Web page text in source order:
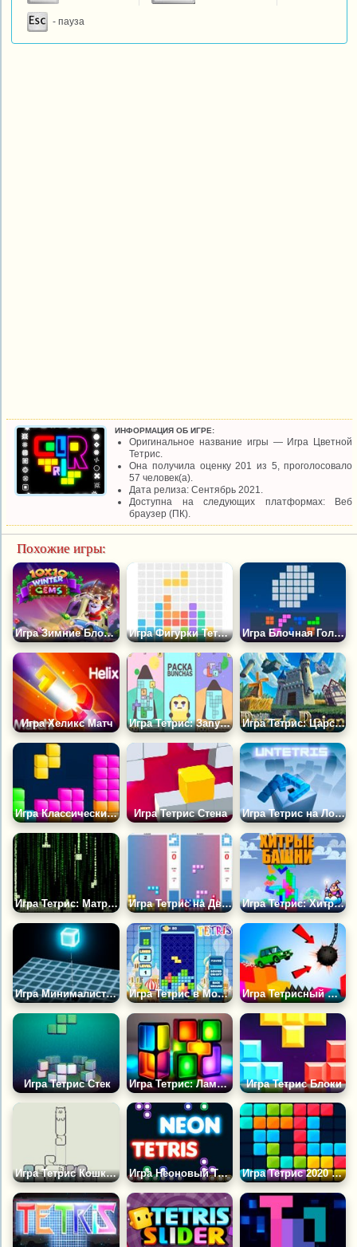
- пауза
ИНФОРМАЦИЯ ОБ ИГРЕ:
Оригинальное название игры — Игра Цветной
Тетрис.
Она получила оценку 201 из 5, проголосовало
57 человек(а).
Дата релиза: Сентябрь 2021.
Доступна на следующих платформах: Веб
браузер (ПК).
Похожие игры:
Игра Зимние Блоки 10Х10 Игра Фигурки Тетрис Игра Блочная Головоломка
Игра Хеликс Матч Игра Тетрис: Запуск Ракеты Игра Тетрис: Царство Головоломки
Игра Классический Тетрис Игра Тетрис Стена Игра Тетрис на Ловкость
Игра Тетрис: Матрица Игра Тетрис на Двоих Игра Тетрис: Хитрые Башни
Игра Минималистичные 3Д Тетрис Игра Тетрис в Москве Игра Тетрисный Мост
Игра Тетрис Стек Игра Тетрис: Ламповые Блоки Игра Тетрис Блоки
Игра Тетрис Кошками Игра Неоновый Тетрис Игра Тетрис 2020 Плюс